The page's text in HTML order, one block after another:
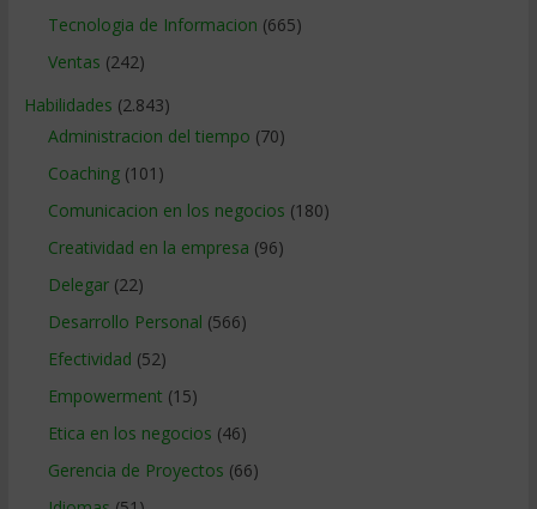
Tecnologia de Informacion (665)
Ventas (242)
Habilidades (2.843)
Administracion del tiempo (70)
Coaching(101)
Comunicacion en los negocios (180)
Creatividad en la empresa (96)
Delegar(22)
Desarrollo Personal (566)
Efectividad (52)
Empowerment (15)
Etica en los negocios (46)
Gerencia de Proyectos (66)